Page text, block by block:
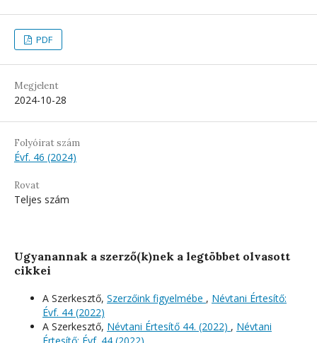
PDF
Megjelent
2024-10-28
Folyóirat szám
Évf. 46 (2024)
Rovat
Teljes szám
Ugyanannak a szerző(k)nek a legtöbbet olvasott
cikkei
A Szerkesztő, Szerzőink figyelmébe , Névtani Értesítő:
Évf. 44 (2022)
A Szerkesztő, Névtani Értesítő 44. (2022) , Névtani
Értesítő: Évf. 44 (2022)